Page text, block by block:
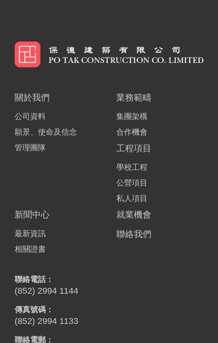
關於我們
公司資料
願景、使命及信念
管理團隊
業務範疇
集團架構
合作機會
工程項目
學校工程
公營項目
私人項目
新聞中心
最新資訊
相關證書
就業機會
聯絡我們
聯絡電話：
(852) 2994 1144
傳真號碼：
(852) 2994 1133
聯絡電郵：